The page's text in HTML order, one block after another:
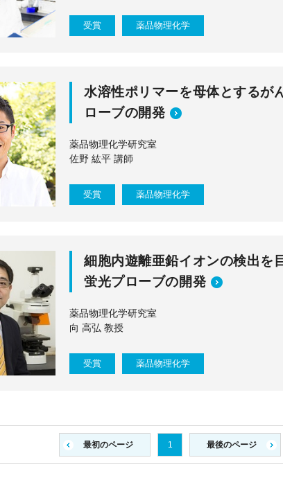
受賞 薬品物理化学
水溶性ポリマーを母体とするが
ローブの開発
薬品物理化学研究室
佐野 紘平 講師
受賞 薬品物理化学
細胞内遊離亜鉛イオンの検出を
蛍光プローブの開発
薬品物理化学研究室
向 高弘 教授
受賞 薬品物理化学
1